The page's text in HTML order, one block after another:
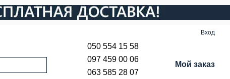
Вход
050 554 15 58
097 459 00 06
063 585 28 07
Мой заказ